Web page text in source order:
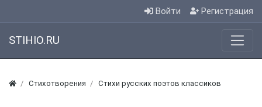
Войти Регистрация
STIHIO.RU
Стихотворения Стихи русских поэтов классиков